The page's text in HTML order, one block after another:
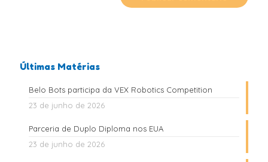
Últimas Matérias
Belo Bots participa da VEX Robotics Competition
23 de junho de 2026
Parceria de Duplo Diploma nos EUA
23 de junho de 2026